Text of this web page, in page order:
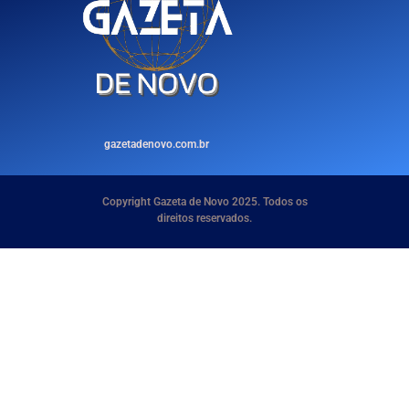
gazetadenovo.com.br
Copyright Gazeta de Novo 2025. Todos os
direitos reservados.